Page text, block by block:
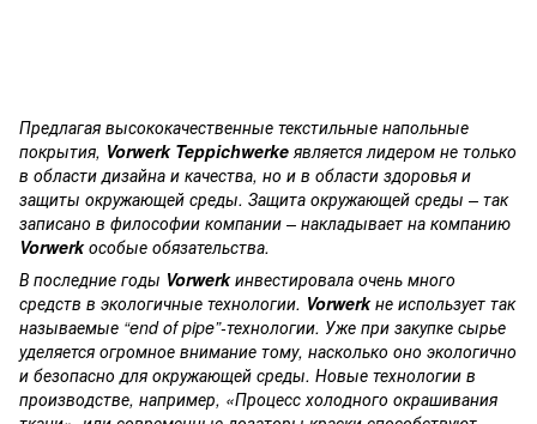
Предлагая высококачественные текстильные напольные
покрытия, Vorwerk Teppichwerke является лидером не только
в области дизайна и качества, но и в области здоровья и
защиты окружающей среды. Защита окружающей среды – так
записано в философии компании – накладывает на компанию
Vorwerkособые обязательства.
В последние годы Vorwerkинвестировала очень много
средств в экологичные технологии. Vorwerkне использует так
называемые “end of pipe”-технологии. Уже при закупке сырье
уделяется огромное внимание тому, насколько оно экологично
и безопасно для окружающей среды. Новые технологии в
производстве, например, «Процесс холодного окрашивания